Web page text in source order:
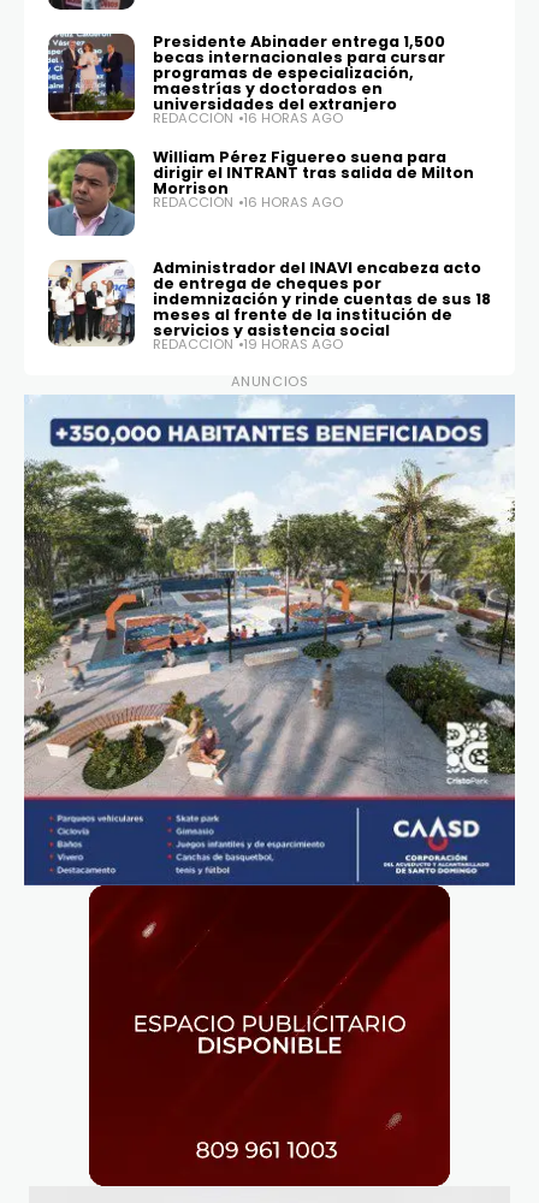
Presidente Abinader entrega 1,500
becas internacionales para cursar
programas de especialización,
maestrías y doctorados en
universidades del extranjero
REDACCIÓN 16 HORAS AGO
William Pérez Figuereo suena para
dirigir el INTRANT tras salida de Milton
Morrison
REDACCIÓN 16 HORAS AGO
Administrador del INAVI encabeza acto
de entrega de cheques por
indemnización y rinde cuentas de sus 18
meses al frente de la institución de
servicios y asistencia social
REDACCIÓN
19 HORAS AGO
ANUNCIOS